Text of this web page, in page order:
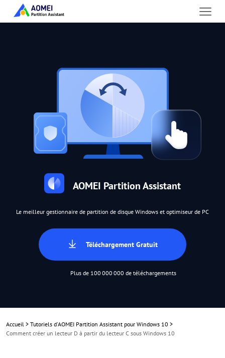
AOMEI Partition Assistant
Le meilleur gestionnaire de partition de disque Windows et optimiseur de PC
Téléchargement Gratuit
Plus de 100 000 000 de téléchargements
Accueil > Tutoriels d'AOMEI Partition Assistant pour Windows 10 >
Comment créer un lecteur D à partir du lecteur C sous Windows 10